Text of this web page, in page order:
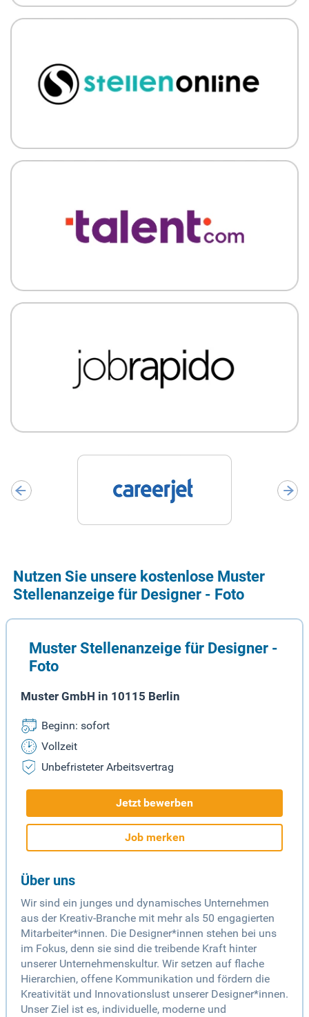
Nutzen Sie unsere kostenlose Muster
Stellenanzeige für Designer - Foto
Muster Stellenanzeige für Designer -
Foto
Muster GmbH in 10115 Berlin
Beginn: sofort
Vollzeit
Unbefristeter Arbeitsvertrag
Jetzt bewerben
Job merken
Über uns
Wir sind ein junges und dynamisches Unternehmen
aus der Kreativ-Branche mit mehr als 50 engagierten
Mitarbeiter*innen. Die Designer*innen stehen bei uns
im Fokus, denn sie sind die treibende Kraft hinter
unserer Unternehmenskultur. Wir setzen auf flache
Hierarchien, offene Kommunikation und fördern die
Kreativität und Innovationslust unserer Designer*innen.
Unser Ziel ist es, individuelle, moderne und